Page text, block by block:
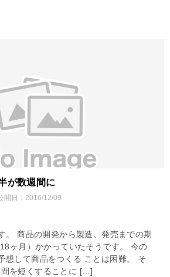
が数週間に
開日： 2016/12/09
。 商品の開発から製造、発売までの期
ヶ月）かかっていたそうです。 今の
想して商品をつくる ことは困難。 そ
を短くすることに […]